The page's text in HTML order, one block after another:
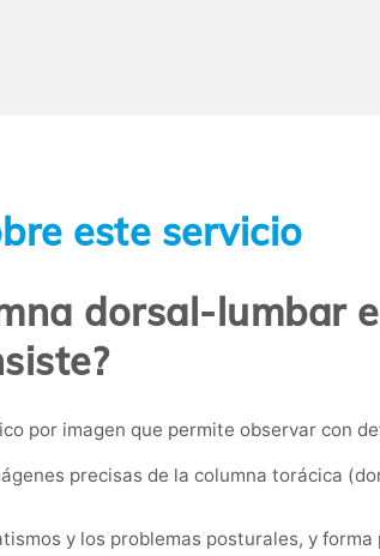
este servicio
dorsal-lumbar
por imagen que permite observar con
precisas de la columna torácica
y los problemas posturales, y forma